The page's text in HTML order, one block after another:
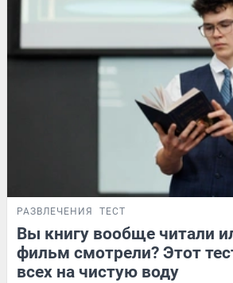
РАЗВЛЕЧЕНИЯ ТЕСТ
Вы книгу вообще читали
фильм смотрели? Этот
всех на чистую воду